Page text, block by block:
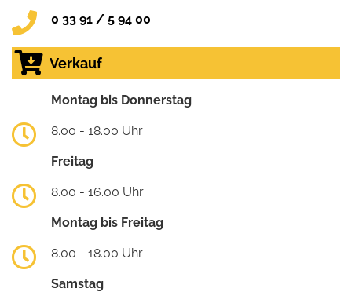
0 33 91 / 5 94 00
Verkauf
Montag bis Donnerstag
8.00 - 18.00 Uhr
Freitag
8.00 - 16.00 Uhr
Montag bis Freitag
8.00 - 18.00 Uhr
Samstag